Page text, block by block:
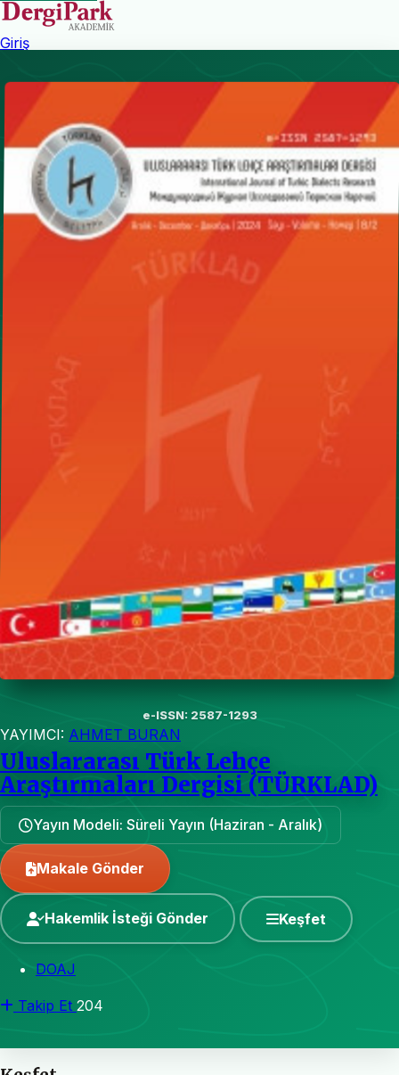
Giriş
e-ISSN: 2587-1293
YAYIMCI: AHMET BURAN
Uluslararası Türk Lehçe
Araştırmaları Dergisi (TÜRKLAD)
Yayın Modeli: Süreli Yayın (Haziran - Aralık)
Makale Gönder
Hakemlik İsteği Gönder Keşfet
DOAJ
Takip Et 204